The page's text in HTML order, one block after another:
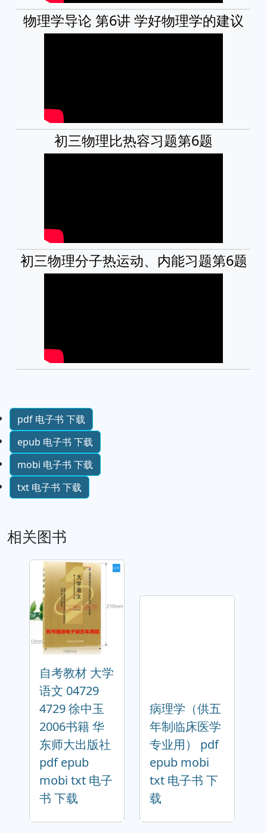
物理学导论 第6讲 学好物理学的建议
初三物理比热容习题第6题
初三物理分子热运动、内能习题第6题
pdf 电子书 下载
epub 电子书 下载
mobi 电子书 下载
txt 电子书 下载
相关图书
自考教材 大学
语文 04729
4729 徐中玉
2006书籍 华
东师大出版社
pdf epub
mobi txt 电子
书 下载
病理学（供五
年制临床医学
专业用） pdf
epub mobi
txt 电子书 下
载